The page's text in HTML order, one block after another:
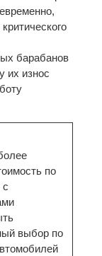
барабанов
их износ
по
с
выбор по